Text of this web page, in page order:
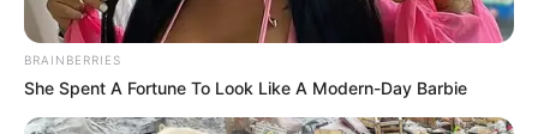
BRAINBERRIES
She Spent A Fortune To Look Like A Modern-Day Barbie